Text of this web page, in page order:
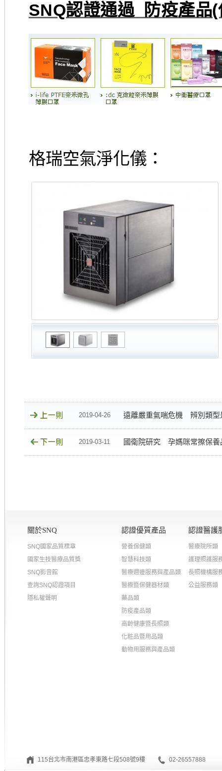
SNQ認證通過 防疫產品
格瑞空氣淨化儀：
2019-04-26 遠離嚴重氣喘危機 辨別類型
2019-03-11 國衛院研究 孕媽咪常擦保
關於SNQ
SNQ國家品質標章
國家生技醫療品質獎
SNQ影音館
查詢SNQ認證項目
隱私權聲明
認證優質產品
營養保健類
智慧科技類
醫療週邊服務與產品類
醫療暨保健器材類
藥品類
防疫產品類
高齡健康暨長照類
化粧品暨用品類
動物用服務與產品類
認證醫護
醫療院所類
護理照護服
長照機構服
公益服務類
115台北市南港區忠孝東路七段508號9樓 02-26557888